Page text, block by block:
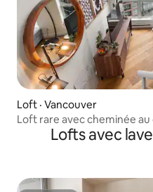
Loft · Vancouver
Loft rare avec cheminée
Lofts avec